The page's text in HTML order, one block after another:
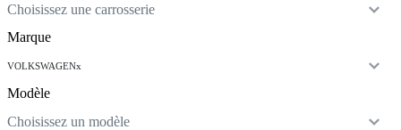
Choisissez une carrosserie
Marque
VOLKSWAGENx
Modèle
Choisissez un modèle